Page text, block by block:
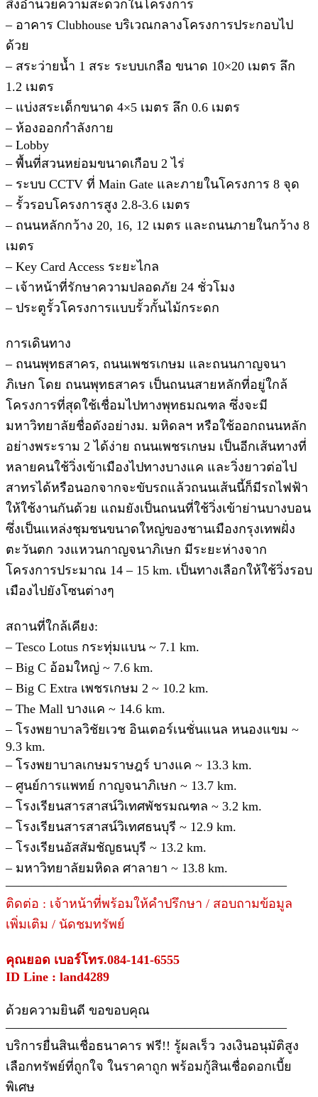
สิ่งอำนวยความสะดวกในโครงการ
– อาคาร Clubhouse บริเวณกลางโครงการประกอบไป
ด้วย
– สระว่ายน้ำ 1 สระ ระบบเกลือ ขนาด 10×20 เมตร ลึก
1.2 เมตร
– แบ่งสระเด็กขนาด 4×5 เมตร ลึก 0.6 เมตร
– ห้องออกกำลังกาย
– Lobby
– พื้นที่สวนหย่อมขนาดเกือบ 2 ไร่
– ระบบ CCTV ที่ Main Gate และภายในโครงการ 8 จุด
– รั้วรอบโครงการสูง 2.8-3.6 เมตร
– ถนนหลักกว้าง 20, 16, 12 เมตร และถนนภายในกว้าง 8
เมตร
– Key Card Access ระยะไกล
– เจ้าหน้าที่รักษาความปลอดภัย 24 ชั่วโมง
– ประตูรั้วโครงการแบบรั้วกั้นไม้กระดก
การเดินทาง
– ถนนพุทธสาคร, ถนนเพชรเกษม และถนนกาญจนา
ภิเษก โดย ถนนพุทธสาคร เป็นถนนสายหลักที่อยู่ใกล้
โครงการที่สุดใช้เชื่อมไปทางพุทธมณฑล ซึ่งจะมี
มหาวิทยาลัยชื่อดังอย่างม. มหิดลฯ หรือใช้ออกถนนหลัก
อย่างพระราม 2 ได้ง่าย ถนนเพชรเกษม เป็นอีกเส้นทางที่
หลายคนใช้วิ่งเข้าเมืองไปทางบางแค และวิ่งยาวต่อไป
สาทรได้หรือนอกจากจะขับรถแล้วถนนเส้นนี้ก็มีรถไฟฟ้า
ให้ใช้งานกันด้วย แถมยังเป็นถนนที่ใช้วิ่งเข้าย่านบางบอน
ซึ่งเป็นแหล่งชุมชนขนาดใหญ่ของชานเมืองกรุงเทพฝั่ง
ตะวันตก วงแหวนกาญจนาภิเษก มีระยะห่างจาก
โครงการประมาณ 14 – 15 km. เป็นทางเลือกให้ใช้วิ่งรอบ
เมืองไปยังโซนต่างๆ
สถานที่ใกล้เคียง:
– Tesco Lotus กระทุ่มแบน ~ 7.1 km.
– Big C อ้อมใหญ่ ~ 7.6 km.
– Big C Extra เพชรเกษม 2 ~ 10.2 km.
– The Mall บางแค ~ 14.6 km.
– โรงพยาบาลวิชัยเวช อินเตอร์เนชั่นแนล หนองแขม ~
9.3 km.
– โรงพยาบาลเกษมราษฎร์ บางแค ~ 13.3 km.
– ศูนย์การแพทย์ กาญจนาภิเษก ~ 13.7 km.
– โรงเรียนสารสาสน์วิเทศพัชรมณฑล ~ 3.2 km.
– โรงเรียนสารสาสน์วิเทศธนบุรี ~ 12.9 km.
– โรงเรียนอัสสัมชัญธนบุรี ~ 13.2 km.
– มหาวิทยาลัยมหิดล ศาลายา ~ 13.8 km.
——————————————————————
ติดต่อ : เจ้าหน้าที่พร้อมให้คำปรึกษา / สอบถามข้อมูล
เพิ่มเติม / นัดชมทรัพย์
คุณยอด เบอร์โทร.084-141-6555
ID Line : land4289
ด้วยความยินดี ขอขอบคุณ
——————————————————————
บริการยื่นสินเชื่อธนาคาร ฟรี!! รู้ผลเร็ว วงเงินอนุมัติสูง
เลือกทรัพย์ที่ถูกใจ ในราคาถูก พร้อมกู้สินเชื่อดอกเบี้ย
พิเศษ